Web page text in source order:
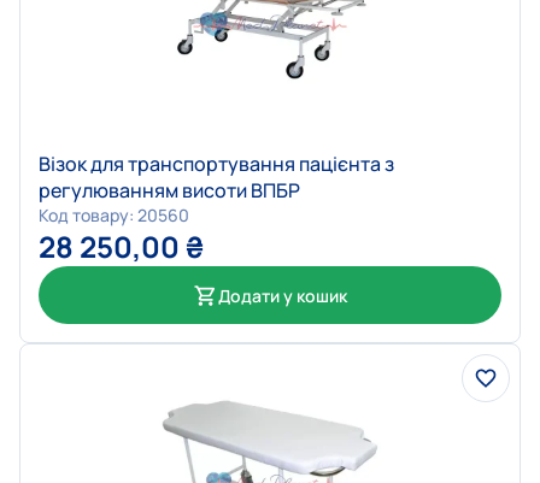
Візок для транспортування пацієнта з
регулюванням висоти ВПБР
Код товару: 20560
28 250,00 ₴
Додати у кошик